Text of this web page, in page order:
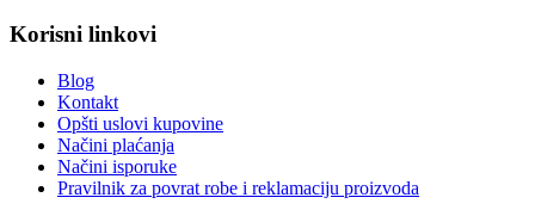
Korisni linkovi
Blog
Kontakt
Opšti uslovi kupovine
Načini plaćanja
Načini isporuke
Pravilnik za povrat robe i reklamaciju proizvoda